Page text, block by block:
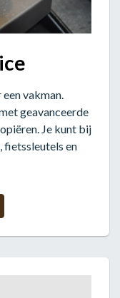
vakman.
geavanceerde
Je kunt bij
fietssleutels en